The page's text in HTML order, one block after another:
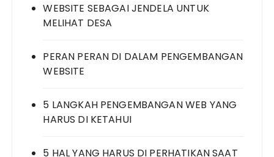
WEBSITE SEBAGAI JENDELA UNTUK
MELIHAT DESA
PERAN PERAN DI DALAM PENGEMBANGAN
WEBSITE
5 LANGKAH PENGEMBANGAN WEB YANG
HARUS DI KETAHUI
5 HAL YANG HARUS DI PERHATIKAN SAAT